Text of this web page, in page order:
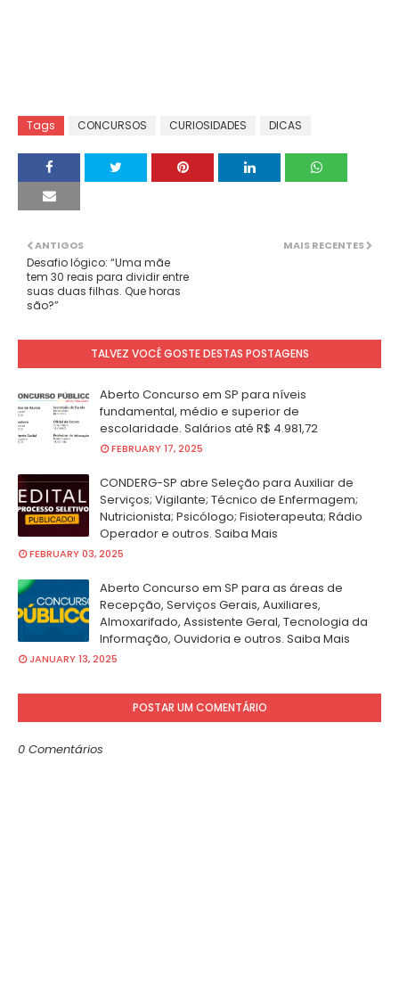
Tags CONCURSOS CURIOSIDADES DICAS
MAIS RECENTES
ANTIGOS
Desafio lógico: “Uma mãe
tem 30 reais para dividir entre
suas duas filhas. Que horas
são?”
TALVEZ VOCÊ GOSTE DESTAS POSTAGENS
Aberto Concurso em SP para níveis
fundamental, médio e superior de
escolaridade. Salários até R$ 4.981,72
FEBRUARY 17, 2025
CONDERG-SP abre Seleção para Auxiliar de
Serviços; Vigilante; Técnico de Enfermagem;
Nutricionista; Psicólogo; Fisioterapeuta; Rádio
Operador e outros. Saiba Mais
FEBRUARY 03, 2025
Aberto Concurso em SP para as áreas de
Recepção, Serviços Gerais, Auxiliares,
Almoxarifado, Assistente Geral, Tecnologia da
Informação, Ouvidoria e outros. Saiba Mais
JANUARY 13, 2025
POSTAR UM COMENTÁRIO
0 Comentários